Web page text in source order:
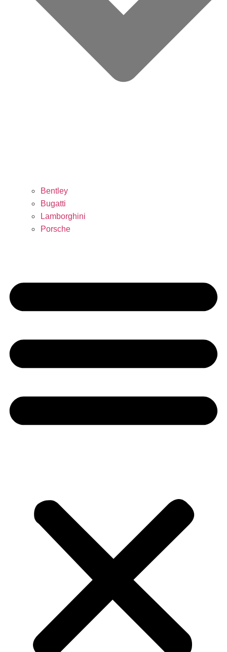
Bentley
Bugatti
Lamborghini
Porsche